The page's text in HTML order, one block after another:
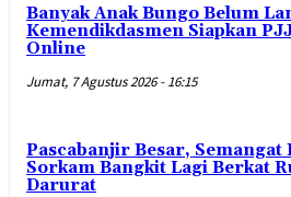
Banyak Anak Bungo Belum
Kemendikdasmen Siapkan
Online
Jumat, 7 Agustus 2026 - 16:15
Pascabanjir Besar, Semangat
Sorkam Bangkit Lagi Berkat
Darurat